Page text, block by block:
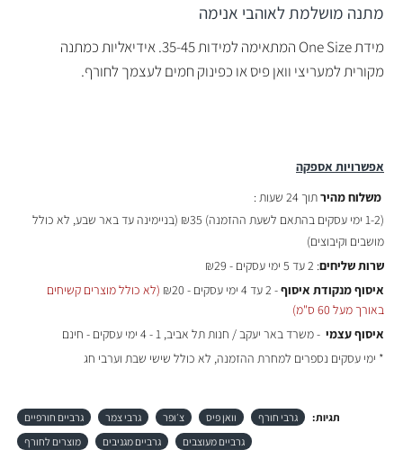
אפשרויות אספקה
משלוח מהירתוך 24 שעות :
(1-2 ימי עסקים בהתאם לשעת ההזמנה)
₪35 (בניימינה עד באר שבע, לא כולל
מושבים וקיבוצים)
שרות שליחים: 2 עד 5 ימי עסקים - ₪29
איסוף מנקודת איסוף- 2 עד 4 ימי עסקים - ₪20
(לא כולל מוצרים קשיחים
באורך מעל 60 ס"מ)
איסוף עצמי - משרד באר יעקב / חנות תל אביב, 1 - 4 ימי עסקים - חינם
* ימי עסקים נספרים למחרת ההזמנה, לא כולל שישי שבת וערבי חג
מתנה מושלמת לאוהבי אנימה
מידת One Size המתאימה למידות 35-45. אידיאליות כמתנה
מקורית למעריצי וואן פיס או כפינוק חמים לעצמך לחורף.
תגיות: גרבי חורף וואן פיס צ׳ופר גרבי צמר
גרביים חורפיים
גרביים מעוצבים
גרביים מגניבים מוצרים לחורף